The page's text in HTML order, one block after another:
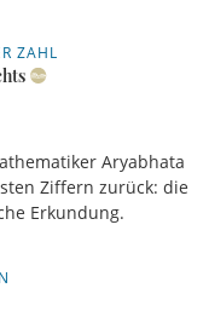
ZAHL
Aryabhata
Ziffern zurück: die
Erkundung.